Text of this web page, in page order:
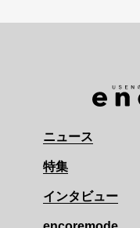
ニュース
特集
インタビュー